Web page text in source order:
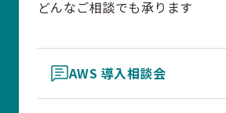
どんなご相談でも承ります
AWS 導入相談会